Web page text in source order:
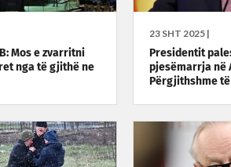
Mos e zvarritni
nga të gjithë ne
23 SHT 2025 |
Presidentit
pjesëmarrja në
Përgjithshme